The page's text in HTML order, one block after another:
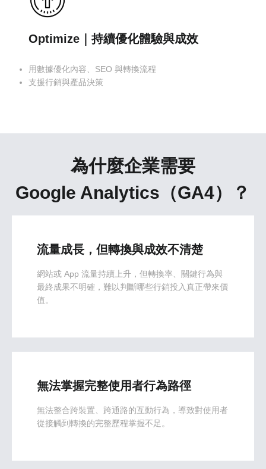
Optimize｜持續優化體驗與成效
用數據優化內容、SEO 與轉換流程
支援行銷與產品決策
為什麼企業需要
Google Analytics（GA4）？
流量成長，但轉換與成效不清楚
網站或 App 流量持續上升，但轉換率、關鍵行為與
最終成果不明確，難以判斷哪些行銷投入真正帶來價
值。
無法掌握完整使用者行為路徑
無法整合跨裝置、跨通路的互動行為，導致對使用者
從接觸到轉換的完整歷程掌握不足。